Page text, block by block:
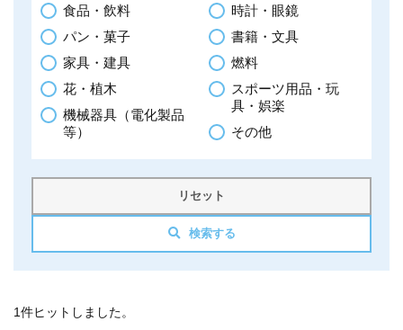
食品・飲料
パン・菓子
家具・建具
花・植木
機械器具（電化製品
等）
時計・眼鏡
書籍・文具
燃料
スポーツ用品・玩
具・娯楽
その他
リセット
検索する
1件ヒットしました。